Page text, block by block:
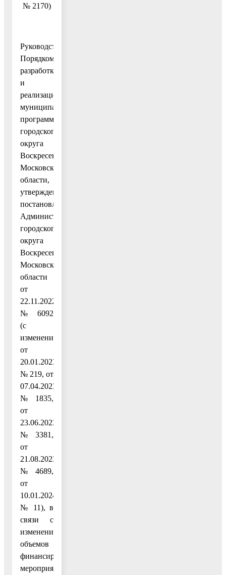
№ 2170)
Руководствуясь
Порядком
разработки
и
реализации
муниципальных
программ
городского
округа
Воскресенск
Московской
области,
утвержденным
постановлением
Администрации
городского
округа
Воскресенск
Московской
области
от
22.11.2022
№ 6092
(с
изменениями
от
20.01.2023
№ 219, от
07.04.2023
№ 1835,
от
23.06.2023
№ 3381,
от
21.08.2023
№ 4689,
от
10.01.2024
№ 11), в
связи с
изменением
объемов
финансирования
мероприятий